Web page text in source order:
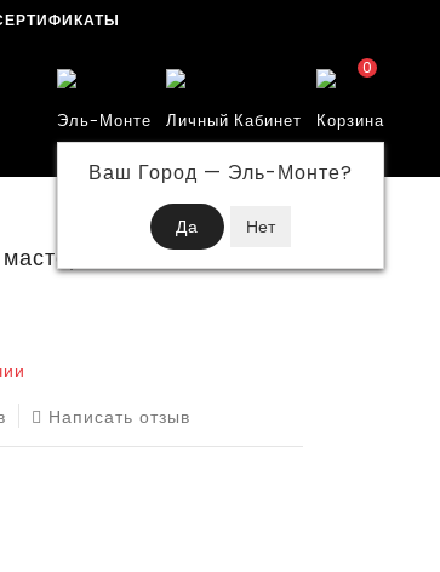
Эль-Монте
Ваш Город — Эль-Монте?
Личный Кабинет Корзина
0
белый 160
Написать отзыв